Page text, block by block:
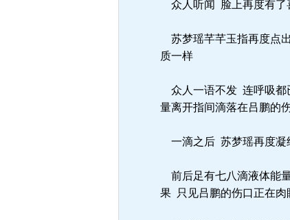
众人听闻 脸上再度有了
苏梦瑶芊芊玉指再度点
质一样
众人一语不发 连呼吸都
量离开指间滴落在吕鹏的
一滴之后 苏梦瑶再度凝
前后足有七八滴液体能
果 只见吕鹏的伤口正在肉